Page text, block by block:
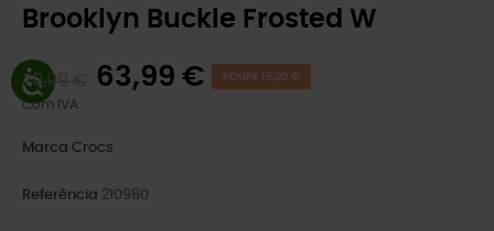
Brooklyn Buckle Frosted W
79,99 € 63,99 € POUPE 16,00 €
Com IVA
Marca Crocs
Referência 210980